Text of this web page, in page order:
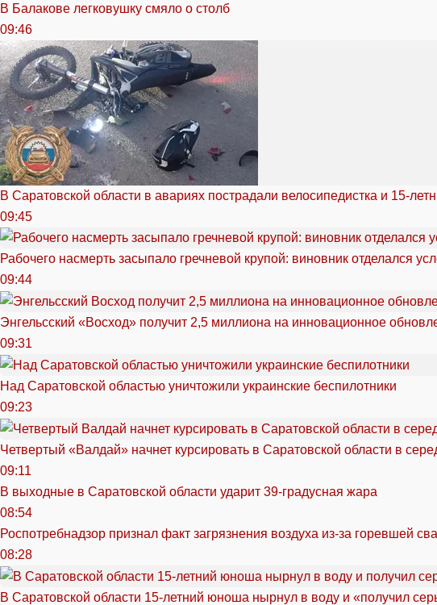
В Балакове легковушку смяло о столб
09:46
В Саратовской области в авариях пострадали велосипедистка и 15-
09:45
Рабочего насмерть засыпало гречневой крупой: виновник отделался
09:44
Энгельсский «Восход» получит 2,5 миллиона на инновационное
09:31
Над Саратовской областью уничтожили украинские беспилотники
09:23
Четвертый «Валдай» начнет курсировать в Саратовской области в
09:11
В выходные в Саратовской области ударит 39-градусная жара
08:54
Роспотребнадзор признал факт загрязнения воздуха из-за горевшей
08:28
В Саратовской области 15-летний юноша нырнул в воду и «получил